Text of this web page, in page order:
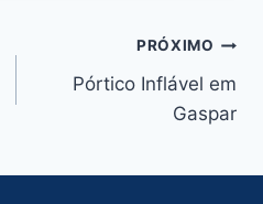
PRÓXIMO
Pórtico Inflável em
Gaspar